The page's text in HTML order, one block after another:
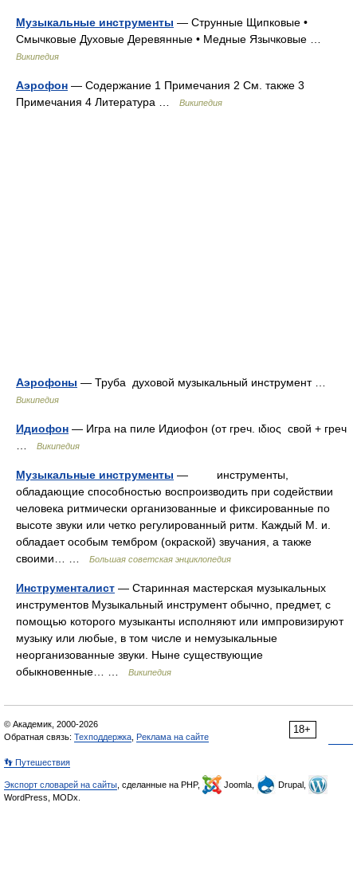
Музыкальные инструменты — Струнные Щипковые •
Смычковые Духовые Деревянные • Медные Язычковые …
Википедия
Аэрофон — Содержание 1 Примечания 2 См. также 3
Примечания 4 Литература …
Википедия
Аэрофоны — Труба духовой музыкальный инструмент …
Википедия
Идиофон — Игра на пиле Идиофон (от греч. ιδιος свой + греч
Википедия
Музыкальные инструменты — инструменты,
обладающие способностью воспроизводить при содействии
человека ритмически организованные и фиксированные по
высоте звуки или четко регулированный ритм. Каждый М. и.
обладает особым тембром (окраской) звучания, а также
своими… …
Большая советская энциклопедия
Инструменталист — Старинная мастерская музыкальных
инструментов Музыкальный инструмент обычно, предмет, с
помощью которого музыканты исполняют или импровизируют
музыку или любые, в том числе и немузыкальные
неорганизованные звуки. Ныне существующие
обыкновенные… …
Википедия
18+
© Академик, 2000-2026
Обратная связь: Техподдержка Реклама на сайте
👣 Путешествия
Экспорт словарей на сайты , сделанные на PHP, Joomla,
Drupal,
WordPress, MODx.